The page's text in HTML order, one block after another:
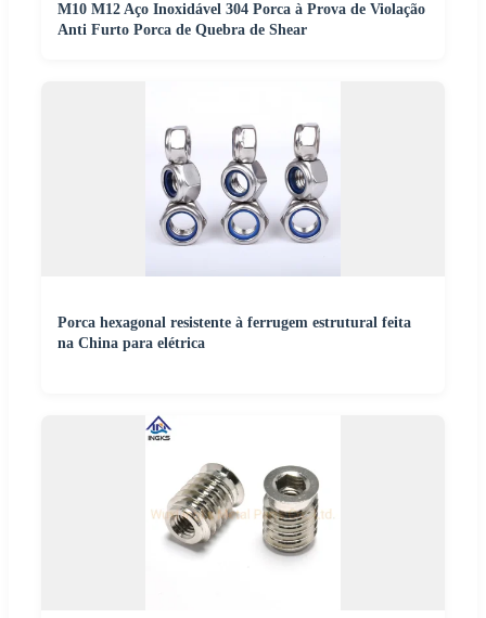
M10 M12 Aço Inoxidável 304 Porca à Prova de Violação
Anti Furto Porca de Quebra de Shear
Porca hexagonal resistente à ferrugem estrutural feita
na China para elétrica